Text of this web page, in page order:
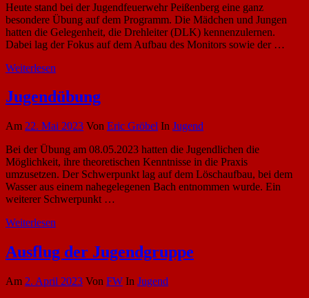
Heute stand bei der Jugendfeuerwehr Peißenberg eine ganz
besondere Übung auf dem Programm. Die Mädchen und Jungen
hatten die Gelegenheit, die Drehleiter (DLK) kennenzulernen.
Dabei lag der Fokus auf dem Aufbau des Monitors sowie der …
Weiterlesen
Jugendübung
Am 22. Mai 2023 Von Eric Gröbel In Jugend
Bei der Übung am 08.05.2023 hatten die Jugendlichen die
Möglichkeit, ihre theoretischen Kenntnisse in die Praxis
umzusetzen. Der Schwerpunkt lag auf dem Löschaufbau, bei dem
Wasser aus einem nahegelegenen Bach entnommen wurde. Ein
weiterer Schwerpunkt …
Weiterlesen
Ausflug der Jugendgruppe
Am 2. April 2023 Von FW In Jugend